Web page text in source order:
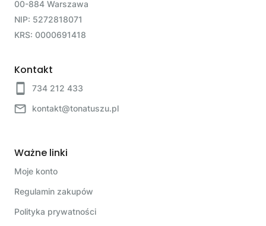
00-884 Warszawa
NIP: 5272818071
KRS: 0000691418
Kontakt
734 212 433
kontakt@tonatuszu.pl
Ważne linki
Moje konto
Regulamin zakupów
Polityka prywatności